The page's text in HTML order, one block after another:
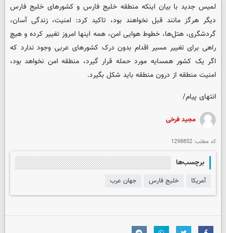
لمیس جدید با بیان اینکه منطقه خلیج فارس و کشورهای خلیج فارس
دیگر هرگز مانند قبل نخواهند بود، تاکید کرد: امنیت، زندگی آسان،
گردشگری، هتل‌ها، خطوط هوایی امن، همه اینها امروز تغییر کرده و هیچ
راهی برای تغییر مسیر اقدام بدون درک کشورهای عربی وجود ندارد که
اگر یک کشور همسایه مورد حمله قرار گیرد، منطقه امن نخواهد بود،
امنیت منطقه از درون منطقه باید شکل بگیرد.
انتهای پیام/
مجید فرخی
کد مطلب: 1298852
برچسب‌ها
آمریکا خلیج فارس جهان عرب